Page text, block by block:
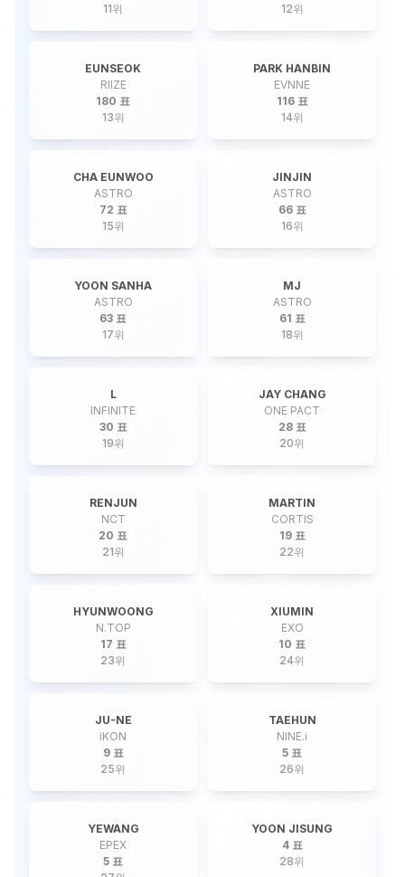
11위
12위
EUNSEOK
RIIZE
180 표
13위
PARK HANBIN
EVNNE
116 표
14위
CHA EUNWOO
ASTRO
72 표
15위
JINJIN
ASTRO
66 표
16위
YOON SANHA
ASTRO
63 표
17위
MJ
ASTRO
61 표
18위
L
INFINITE
30 표
19위
JAY CHANG
ONE PACT
28 표
20위
RENJUN
NCT
20 표
21위
MARTIN
CORTIS
19 표
22위
HYUNWOONG
N.TOP
17 표
23위
XIUMIN
EXO
10 표
24위
JU-NE
iKON
9 표
25위
TAEHUN
NINE.i
5 표
26위
YEWANG
EPEX
5 표
YOON JISUNG
4 표
28위